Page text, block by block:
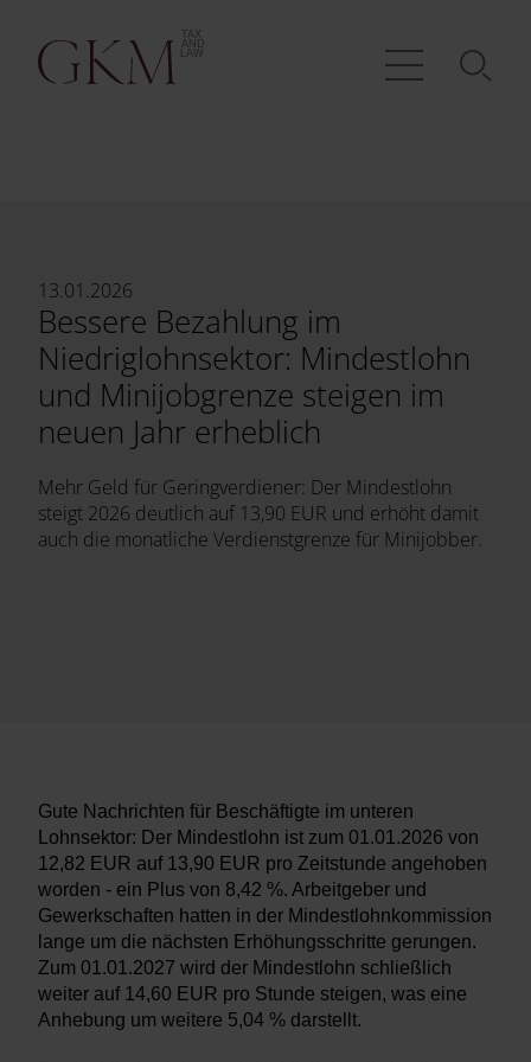
13.01.2026
Bessere Bezahlung im
Niedriglohnsektor: Mindestlohn
und Minijobgrenze steigen im
neuen Jahr erheblich
Mehr Geld für Geringverdiener: Der Mindestlohn
steigt 2026 deutlich auf 13,90 EUR und erhöht damit
auch die monatliche Verdienstgrenze für Minijobber.
Gute Nachrichten für Beschäftigte im unteren
Lohnsektor: Der Mindestlohn ist zum 01.01.2026 von
12,82 EUR auf 13,90 EUR pro Zeitstunde angehoben
worden - ein Plus von 8,42 %. Arbeitgeber und
Gewerkschaften hatten in der Mindestlohnkommission
lange um die nächsten Erhöhungsschritte gerungen.
Zum 01.01.2027 wird der Mindestlohn schließlich
weiter auf 14,60 EUR pro Stunde steigen, was eine
Anhebung um weitere 5,04 % darstellt.